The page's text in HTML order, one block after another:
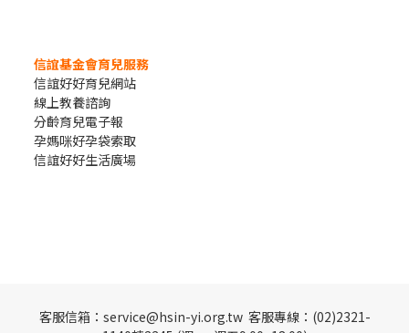
信誼基金會育兒服務
信誼好好育兒網站
線上教養諮詢
分齡育兒電子報
孕媽咪好孕袋索取
信誼好好生活廣場
客服信箱：service@hsin-yi.org.tw 客服專線：(02)2321-